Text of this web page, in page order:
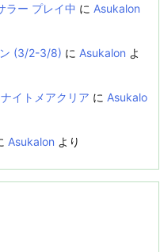
ラー プレイ中 に Asukalon
ン (3/2-3/8) に Asukalon よ
イトメアクリア に Asukalo
Asukalon より